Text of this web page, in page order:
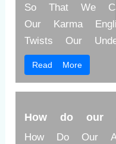
So That We
Our Karma
Twists Our
Read More
How do our
How Do Our